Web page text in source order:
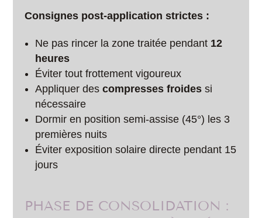
Consignes post-application strictes :
Ne pas rincer la zone traitée pendant 12
heures
Éviter tout frottement vigoureux
Appliquer descompresses froides si
nécessaire
Dormir en position semi-assise (45°) les 3
premières nuits
Éviter exposition solaire directe pendant 15
jours
PHASE DE CONSOLIDATION :